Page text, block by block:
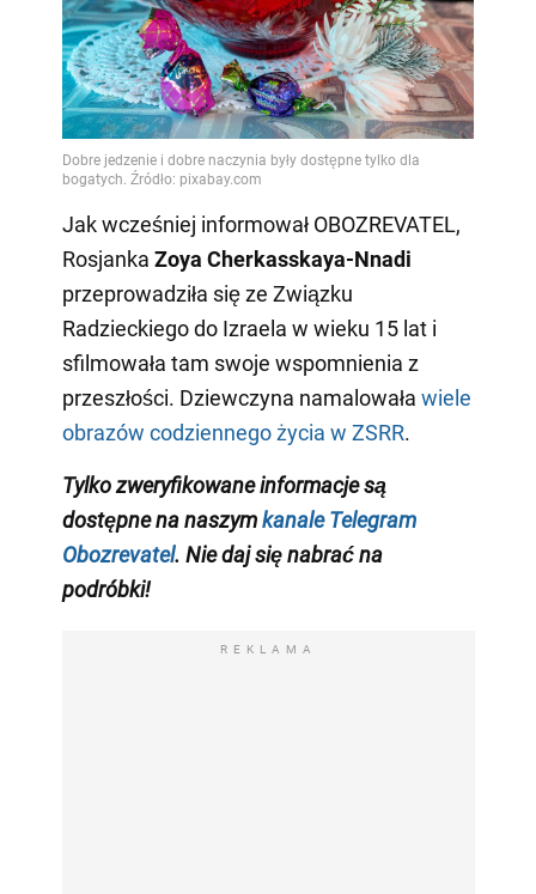
Jak wcześniej informował OBOZREVATEL,
Rosjanka Zoya Cherkasskaya-Nnadi
przeprowadziła się ze Związku
Radzieckiego do Izraela w wieku 15 lat i
sfilmowała tam swoje wspomnienia z
przeszłości. Dziewczyna namalowała wiele
obrazów codziennego życia w ZSRR.
Tylko zweryfikowane informacje są
dostępne na naszymkanale Telegram
Obozrevatel. Nie daj się nabrać na
podróbki!
REKLAMA